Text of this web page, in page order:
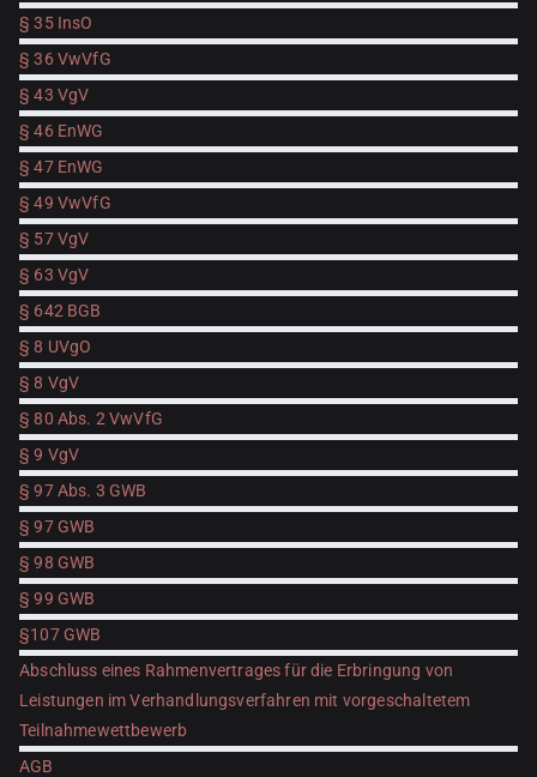
§ 35 InsO
§ 36 VwVfG
§ 43 VgV
§ 46 EnWG
§ 47 EnWG
§ 49 VwVfG
§ 57 VgV
§ 63 VgV
§ 642 BGB
§ 8 UVgO
§ 8 VgV
§ 80 Abs. 2 VwVfG
§ 9 VgV
§ 97 Abs. 3 GWB
§ 97 GWB
§ 98 GWB
§ 99 GWB
§107 GWB
Abschluss eines Rahmenvertrages für die Erbringung von
Leistungen im Verhandlungsverfahren mit vorgeschaltetem
Teilnahmewettbewerb
AGB